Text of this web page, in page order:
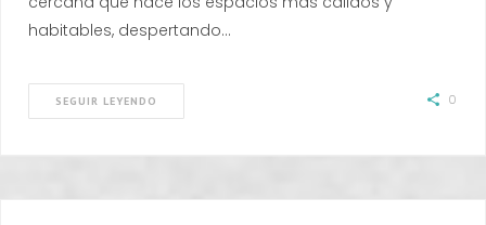
habitables, despertando…
SEGUIR LEYENDO 0